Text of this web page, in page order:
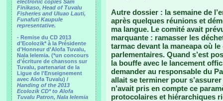
electronic copies Sam
Finikaso, Head of Tuvalu
Fisheries and Uluao Lauti,
Funafuti Kaupule
representative.
- Remise du CD 2013
d'Ecolozik* à la Présidente
d'Honneur d'Alofa Tuvalu,
Nala Ielemia. (*un concours
d'écriture de chansons sur
Tuvalu, partenariat de la
Ligue de l'Enseignement
avec Alofa Tuvalu) /
Handing of the 2013
Ecolozik CD* to Alofa
Tuvalu Patron, Nala Ielemia
Autre dossier : la semaine de
après quelques réunions et
ma langue. Le comité avait
marquante : ramasser les
tarmac devant la maneapa où
parlementaires. Quand s’est
la bouffe avec le lancement
demander au responsable du
allait se terminer pour
n’avait pris en compte ce
protocolaires et hiérarchiques